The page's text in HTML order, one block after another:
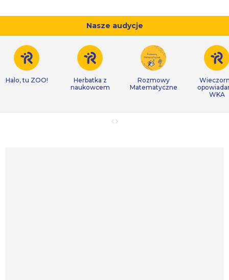
Nasze audycje
Halo, tu ZOO!
Herbatka z
naukowcem
Rozmowy
Matematyczne
WKA